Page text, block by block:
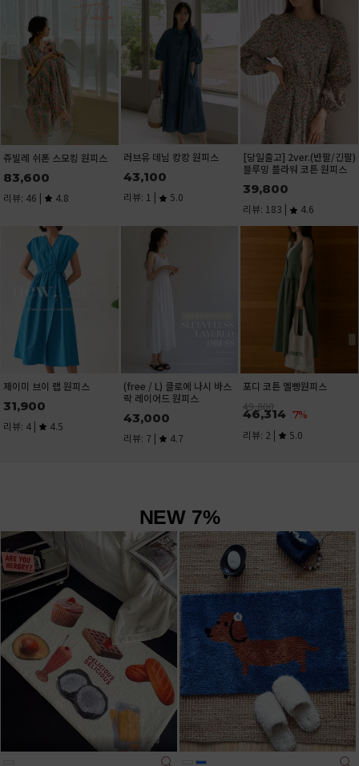
[당일발송]치즈인더 포켓 셔
28,900
리뷰: 33 | 4.9
화사한 그린플라워 소매레이
스 반팔 티셔츠[size:F(55-통
통66)]
29,400
큐브 스퀘어넥 반팔 티셔츠
15,600
리뷰: 1 | 5.0
기본 U넥 린넨 나시(린넨
8,900
리뷰: 1 | 5.0
U넥 트임 반팔 티셔츠
[노출걱정ZERO] 안입은듯
편한 골지 나시탑
11,200
NEW 7%